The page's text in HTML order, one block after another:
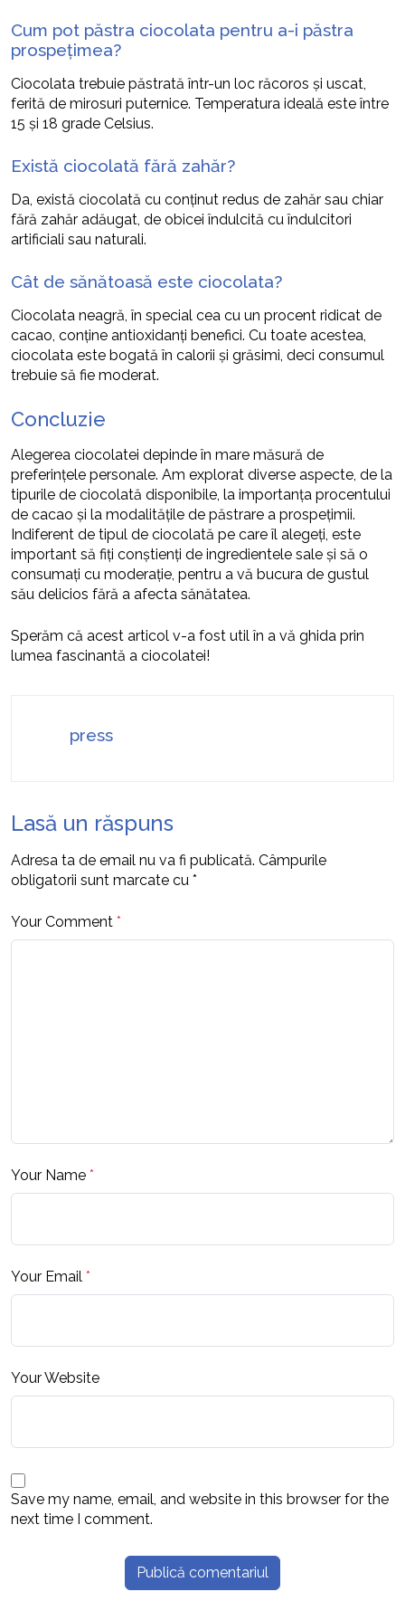
Cum pot păstra ciocolata pentru a-i păstra
prospețimea?
Ciocolata trebuie păstrată într-un loc răcoros și uscat,
ferită de mirosuri puternice. Temperatura ideală este între
15 și 18 grade Celsius.
Există ciocolată fără zahăr?
Da, există ciocolată cu conținut redus de zahăr sau chiar
fără zahăr adăugat, de obicei îndulcită cu îndulcitori
artificiali sau naturali.
Cât de sănătoasă este ciocolata?
Ciocolata neagră, în special cea cu un procent ridicat de
cacao, conține antioxidanți benefici. Cu toate acestea,
ciocolata este bogată în calorii și grăsimi, deci consumul
trebuie să fie moderat.
Concluzie
Alegerea ciocolatei depinde în mare măsură de
preferințele personale. Am explorat diverse aspecte, de la
tipurile de ciocolată disponibile, la importanța procentului
de cacao și la modalitățile de păstrare a prospețimii.
Indiferent de tipul de ciocolată pe care îl alegeți, este
important să fiți conștienți de ingredientele sale și să o
consumați cu moderație, pentru a vă bucura de gustul
său delicios fără a afecta sănătatea.
Sperăm că acest articol v-a fost util în a vă ghida prin
lumea fascinantă a ciocolatei!
press
Lasă un răspuns
Adresa ta de email nu va fi publicată. Câmpurile
obligatorii sunt marcate cu *
Your Comment *
Your Name *
Your Email *
Your Website
Save my name, email, and website in this browser for the
next time I comment.